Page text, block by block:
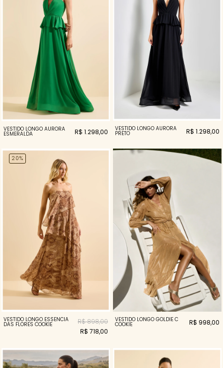
VESTIDO LONGO AURORA
ESMERALDA R$ 1.298,00 VESTIDO LONGO AURORA
PRETO R$ 1.298,00
20%
VESTIDO LONGO ESSENCIA
DAS FLORES COOKIE
R$ 898,00
R$ 718,00
VESTIDO LONGO GOLDIE C
COOKIE R$ 998,00